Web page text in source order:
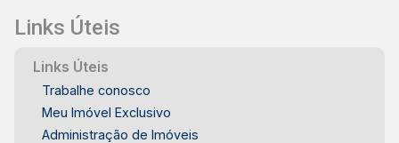
Links Úteis
Links Úteis
Trabalhe conosco
Meu Imóvel Exclusivo
Administração de Imóveis